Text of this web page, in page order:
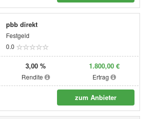
pbb direkt
Festgeld
0.0
3,00 %
Rendite
1.800,00 €
Ertrag
zum Anbieter